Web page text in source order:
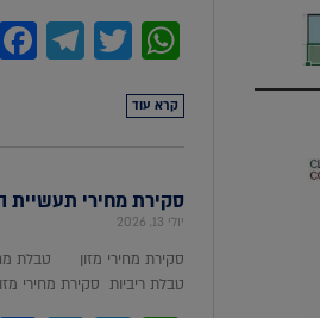
קרא עוד
סקירת מחירי תעשיית המזון
יולי 13, 2026
סקירת מחירי מזון טבלת
טבלת ריביות סקירת מחירי מזון סוכר